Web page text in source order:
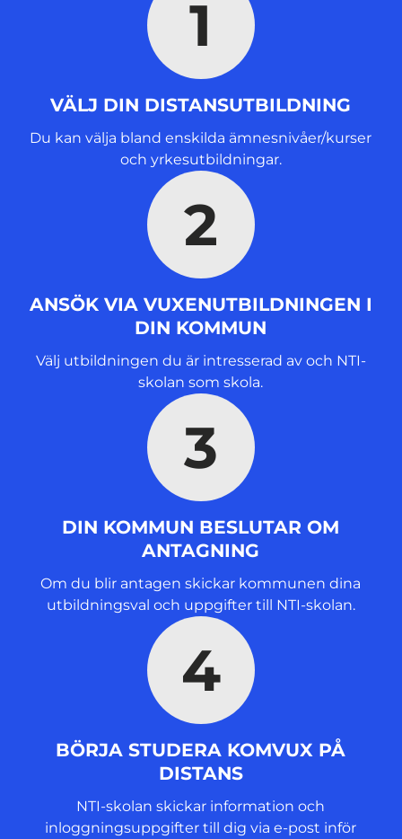
t
e
1
VÄLJ DIN DISTANSUTBILDNING
Du kan välja bland enskilda ämnesnivåer/kurser
och yrkesutbildningar.
2
ANSÖK VIA VUXENUTBILDNINGEN I
DIN KOMMUN
Välj utbildningen du är intresserad av och NTI-
skolan som skola.
3
DIN KOMMUN BESLUTAR OM
ANTAGNING
Om du blir antagen skickar kommunen dina
utbildningsval och uppgifter till NTI-skolan.
4
BÖRJA STUDERA KOMVUX PÅ
DISTANS
NTI-skolan skickar information och
inloggningsuppgifter till dig via e-post inför